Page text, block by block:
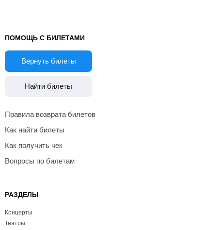
ПОМОЩЬ С БИЛЕТАМИ
Вернуть билеты
Найти билеты
Правила возврата билетов
Как найти билеты
Как получить чек
Вопросы по билетам
РАЗДЕЛЫ
Концерты
Театры